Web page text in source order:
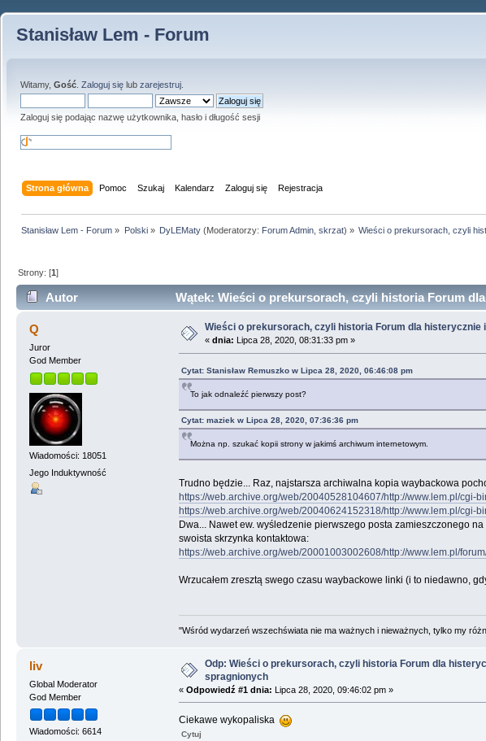
Stanisław Lem - Forum
Witamy, Gość Zaloguj się lub zarejestruj
Zaloguj się podając nazwę użytkownika, hasło i długość sesji
Strona główna Pomoc Szukaj Kalendarz Zaloguj się Rejestracja
Stanisław Lem - Forum » Polski» DyLEMaty(Moderatorzy: Forum Admin, skrzat) » Wieści o prekursorach, czyli
Strony: [1]
Autor Wątek: Wieści o prekursorach, czyli historia Forum
Q
Juror
God Member
Wiadomości: 18051
Jego Induktywność
Wieści o prekursorach, czyli historia Forum dla histerycznie
« dnia: Lipca 28, 2020, 08:31:33 pm »
Cytat: Stanisław Remuszko w Lipca 28, 2020, 06:46:08 pm
To jak odnaleźć pierwszy post?
Cytat: maziek w Lipca 28, 2020, 07:36:36 pm
Można np. szukać kopii strony w jakimś archiwum internetowym.
Trudno będzie... Raz, najstarsza archiwalna kopia waybackowa
https://web.archive.org/web/20040528104607/http://www.lem.pl/cgi-
https://web.archive.org/web/20040624152318/http://www.lem.pl/cgi-
Dwa... Nawet ew. wyśledzenie pierwszego posta zamieszczonego
swoista skrzynka kontaktowa:
https://web.archive.org/web/20001003002608/http://www.lem.pl/
Wrzucałem zresztą swego czasu waybackowe linki (i to niedawno,
"Wśród wydarzeń wszechświata nie ma ważnych i nieważnych, tylko my
liv
Global Moderator
God Member
Wiadomości: 6614
Odp: Wieści o prekursorach, czyli historia Forum dla
spragnionych
« Odpowiedź #1 dnia: Lipca 28, 2020, 09:46:02 pm »
Ciekawe wykopaliska
Cytuj